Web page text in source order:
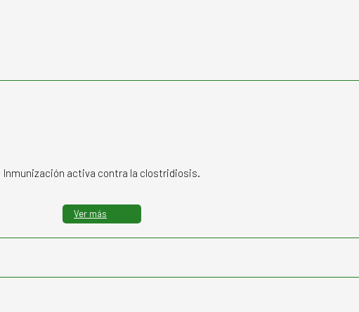
Inmunización activa contra la clostridiosis.
Ver más